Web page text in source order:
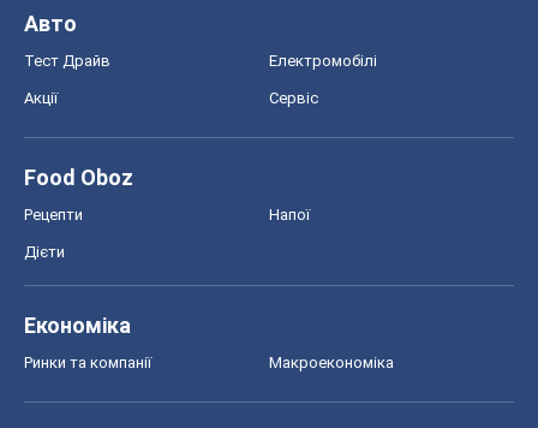
Авто
Тест Драйв Електромобілі
Акції Сервіс
Food Oboz
Рецепти Напої
Дієти
Економіка
Ринки та компанії Макроекономіка